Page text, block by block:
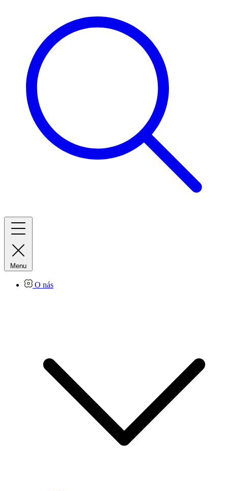
Menu
O nás